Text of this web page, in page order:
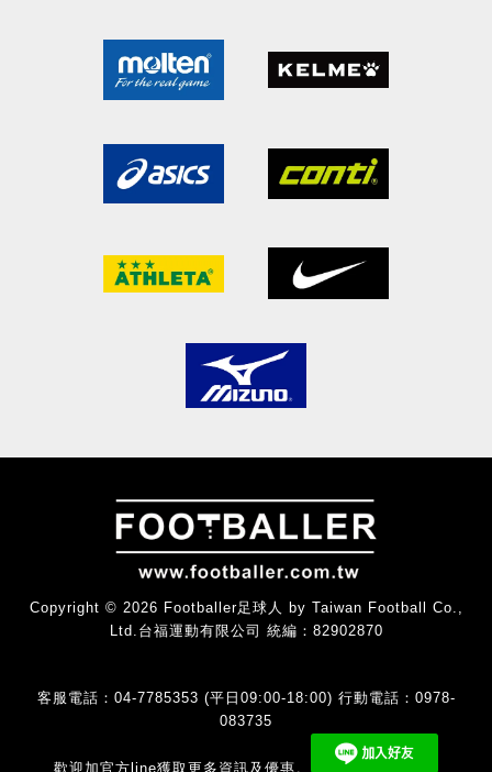
Copyright © 2026 Footballer足球人 by Taiwan Football Co.,
Ltd.台福運動有限公司 統編：82902870
客服電話：04-7785353 (平日09:00-18:00) 行動電話：0978-
083735
歡迎加官方line獲取更多資訊及優惠。